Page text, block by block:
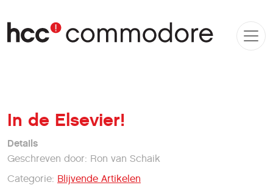
In de Elsevier!
Details
Geschreven door: Ron van Schaik
Categorie: Blijvende Artikelen